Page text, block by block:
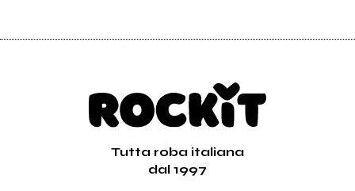
Tutta roba italiana
dal 1997